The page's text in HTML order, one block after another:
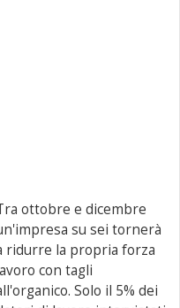
ottobre e dicembre
su sei tornerà
ridurre la propria forza
con tagli
Solo il 5% dei